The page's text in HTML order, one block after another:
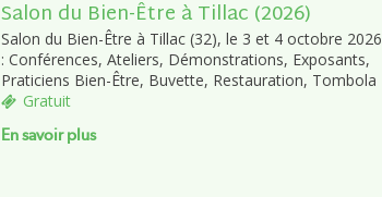
Salon du Bien-Être à Tillac (2026)
Salon du Bien-Être à Tillac (32), le 3 et 4 octobre 2026
: Conférences, Ateliers, Démonstrations, Exposants,
Praticiens Bien-Être, Buvette, Restauration, Tombola
Gratuit
En savoir plus